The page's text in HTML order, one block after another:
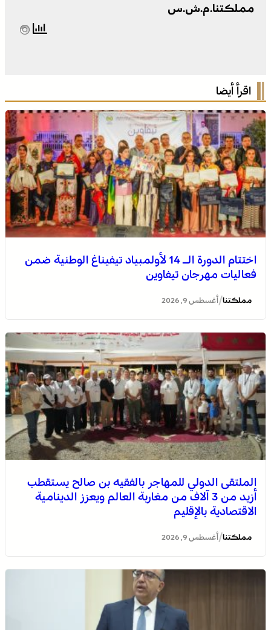
مملكتنا.م.ش.س
اقرأ أيضا
اختتام الدورة الـ 14 لأولمبياد تيفيناغ الوطنية ضمن
فعاليات مهرجان تيفاوين
مملكتنا/ أغسطس 9, 2026
الملتقى الدولي للمهاجر بالفقيه بن صالح يستقطب
أزيد من 3 آلاف من مغاربة العالم ويعزز الدينامية
الاقتصادية بالإقليم
مملكتنا/ أغسطس 9, 2026
توقعات أحوال الطقس اليوم الأحد بالمغرب